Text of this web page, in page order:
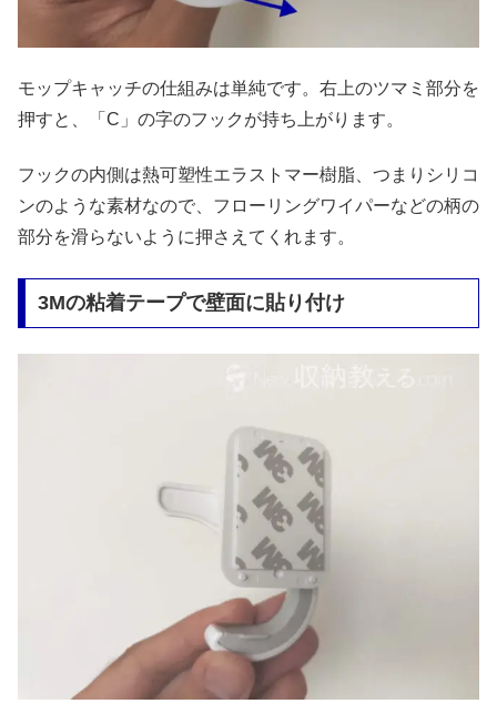
モップキャッチの仕組みは単純です。右上のツマミ部分を
押すと、「C」の字のフックが持ち上がります。
フックの内側は熱可塑性エラストマー樹脂、つまりシリコ
ンのような素材なので、フローリングワイパーなどの柄の
部分を滑らないように押さえてくれます。
3Mの粘着テープで壁面に貼り付け